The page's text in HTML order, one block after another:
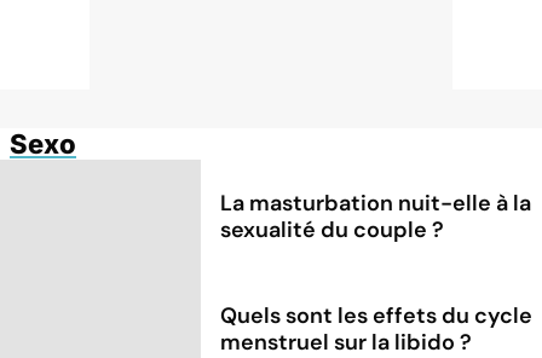
Sexo
La masturbation nuit-elle à la
sexualité du couple ?
Quels sont les effets du cycle
menstruel sur la libido ?